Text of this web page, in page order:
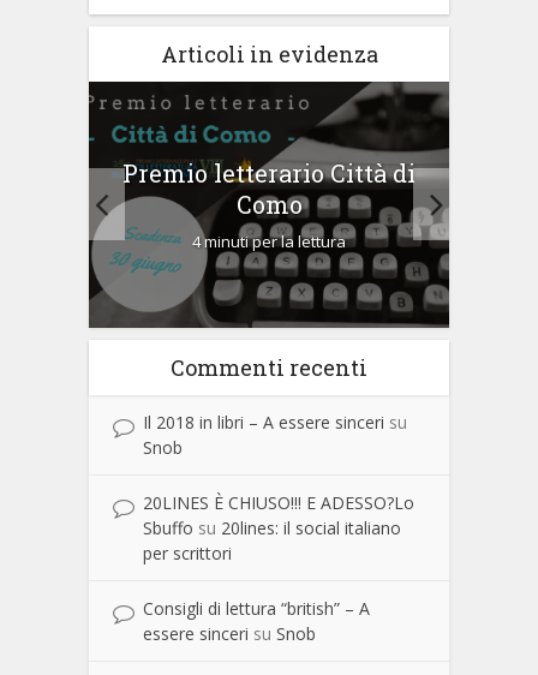
Articoli in evidenza
Premio letterario Città di
Como
4 minuti per la lettura
Commenti recenti
Il 2018 in libri – A essere sinceri su
Snob
20LINES È CHIUSO!!! E ADESSO?Lo
Sbuffo su 20lines: il social italiano
per scrittori
Consigli di lettura “british” – A
essere sinceri su Snob